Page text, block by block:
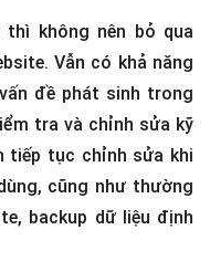
thì không nên bỏ qua
Vẫn có khả năng
đề phát sinh trong
tra và chỉnh sửa kỹ
tiếp tục chỉnh sửa khi
cũng như thường
backup dữ liệu định